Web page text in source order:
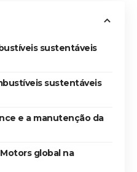
sustentáveis
sustentáveis
e a manutenção da
global na